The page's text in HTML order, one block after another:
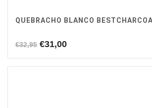
QUEBRACHO BLANCO
€32,95 Oorspronkelijke
was:
€31,00Huidige
is: